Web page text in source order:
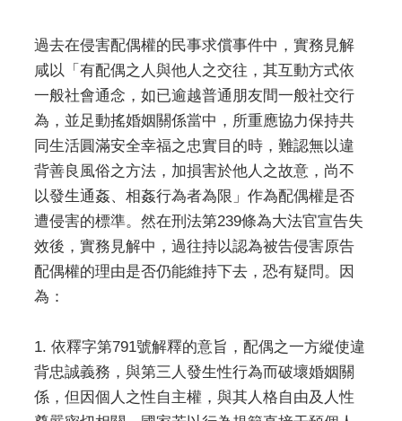
過去在侵害配偶權的民事求償事件中，實務見解
咸以「有配偶之人與他人之交往，其互動方式依
一般社會通念，如已逾越普通朋友間一般社交行
為，並足動搖婚姻關係當中，所重應協力保持共
同生活圓滿安全幸福之忠實目的時，難認無以違
背善良風俗之方法，加損害於他人之故意，尚不
以發生通姦、相姦行為者為限」作為配偶權是否
遭侵害的標準。然在刑法第239條為大法官宣告失
效後，實務見解中，過往持以認為被告侵害原告
配偶權的理由是否仍能維持下去，恐有疑問。因
為：
1. 依釋字第791號解釋的意旨，配偶之一方縱使違
背忠誠義務，與第三人發生性行為而破壞婚姻關
係，但因個人之性自主權，與其人格自由及人性